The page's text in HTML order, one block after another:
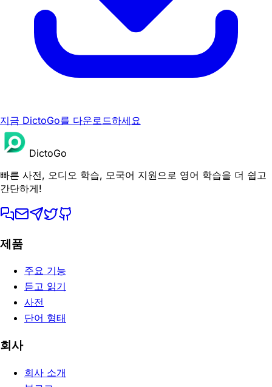
지금 DictoGo를 다운로드하세요
DictoGo
빠른 사전, 오디오 학습, 모국어 지원으로 영어 학습을 더 쉽고
간단하게!
제품
주요 기능
듣고 읽기
사전
단어 형태
회사
회사 소개